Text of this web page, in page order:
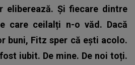
eliberează. Și fiecare dintre
care ceilalți n-o văd. Dacă
buni, Fitz sper că ești acolo.
iubit. De mine. De noi toți.